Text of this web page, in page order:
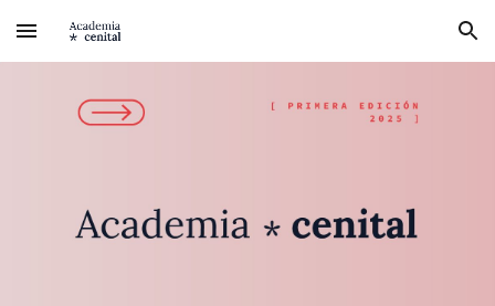
Skip to main content Skip to navigation